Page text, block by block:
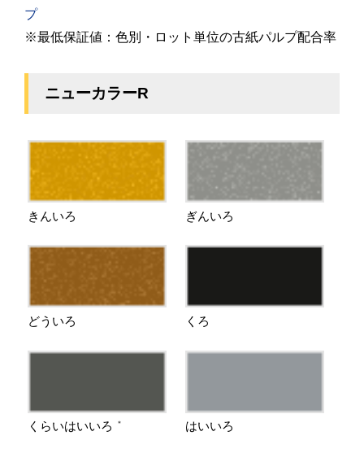
プ
※最低保証値：色別・ロット単位の古紙パルプ配合率
ニューカラーR
きんいろ ぎんいろ
どういろ くろ
くらいはいいろ ＊ はいいろ